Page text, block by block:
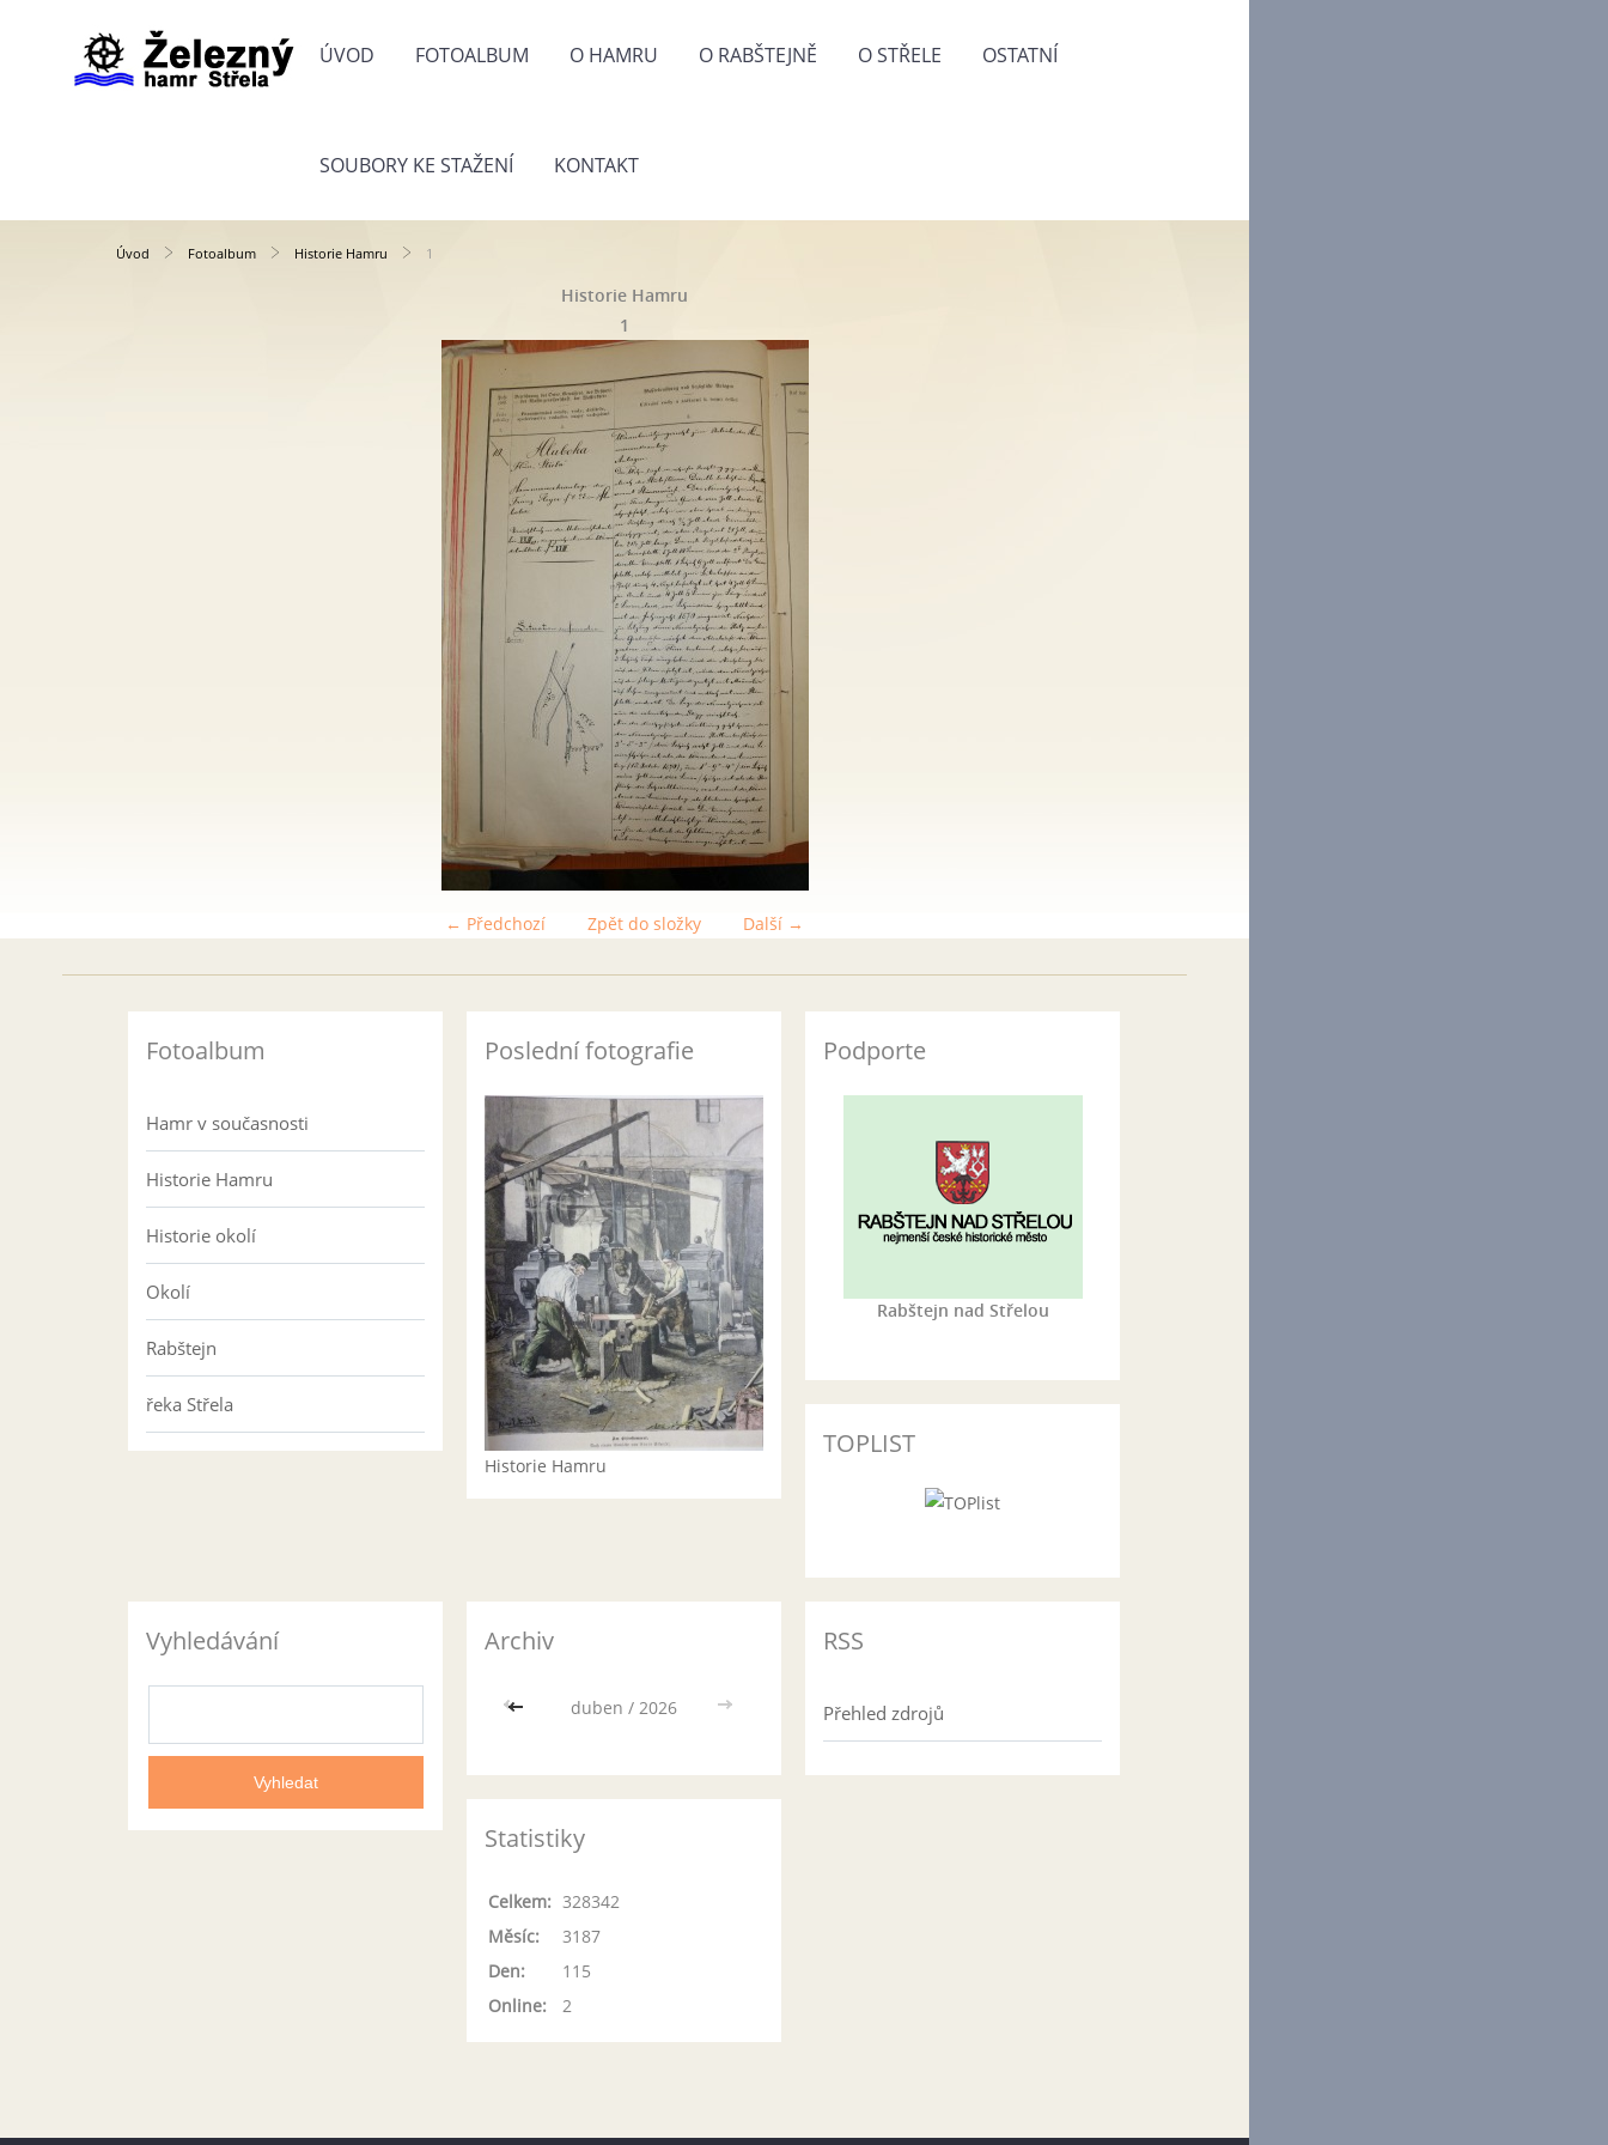
ÚVOD FOTOALBUM O HAMRU O RABŠTEJNĚ O STŘELE OSTATNÍ
SOUBORY KE STAŽENÍ KONTAKT
Úvod Fotoalbum Historie Hamru 1
Historie Hamru
1
← Předchozí Další →
Zpět do složky
Fotoalbum
Hamr v současnosti
Historie Hamru
Historie okolí
Okolí
Rabštejn
řeka Střela
Poslední fotografie
Historie Hamru
Podporte
Rabštejn nad Střelou
TOPLIST
Vyhledávání Archiv
<< duben / 2026 >>
RSS
Přehled zdrojů
Statistiky
Online: 2
Celkem: 328342
Měsíc:
3187
Den:
115